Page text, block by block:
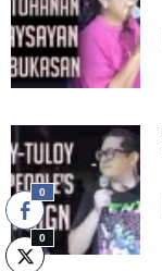
0
0